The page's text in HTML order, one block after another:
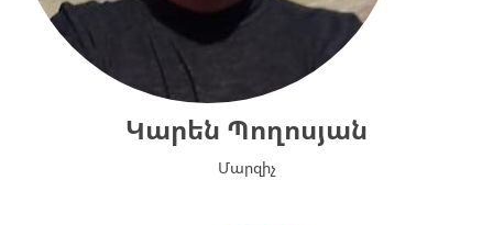
Կարեն Պողոսյան
Մարզիչ